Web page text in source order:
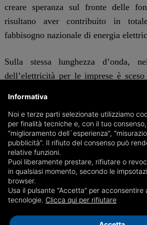
creare speranza sul fronte delle
risultano aver contribuito in
fabbisogno nazionale di energia
Sulla stessa lunghezza d’onda,
dell’elettricità per le imprese è
d’Europa.
“L’Italia resta un Paese
misura significativa da
differenziale dei prezzi
alla media europea continua a
delle imprese e sui bilanci delle
Dell’Acqua —. Ridurre questo
Informativa
Noi e terze parti selezionate utilizziamo
per finalità tecniche e, con il tuo
“miglioramento dell`esperienza”,
pubblicità”. Il rifiuto del consenso può
relative funzioni.
Puoi liberamente prestare, rifiutare o
in qualsiasi momento, secondo le
browser.
Usa il pulsante “Accetta” per
tecnologie. Clicca qui per rifiutare